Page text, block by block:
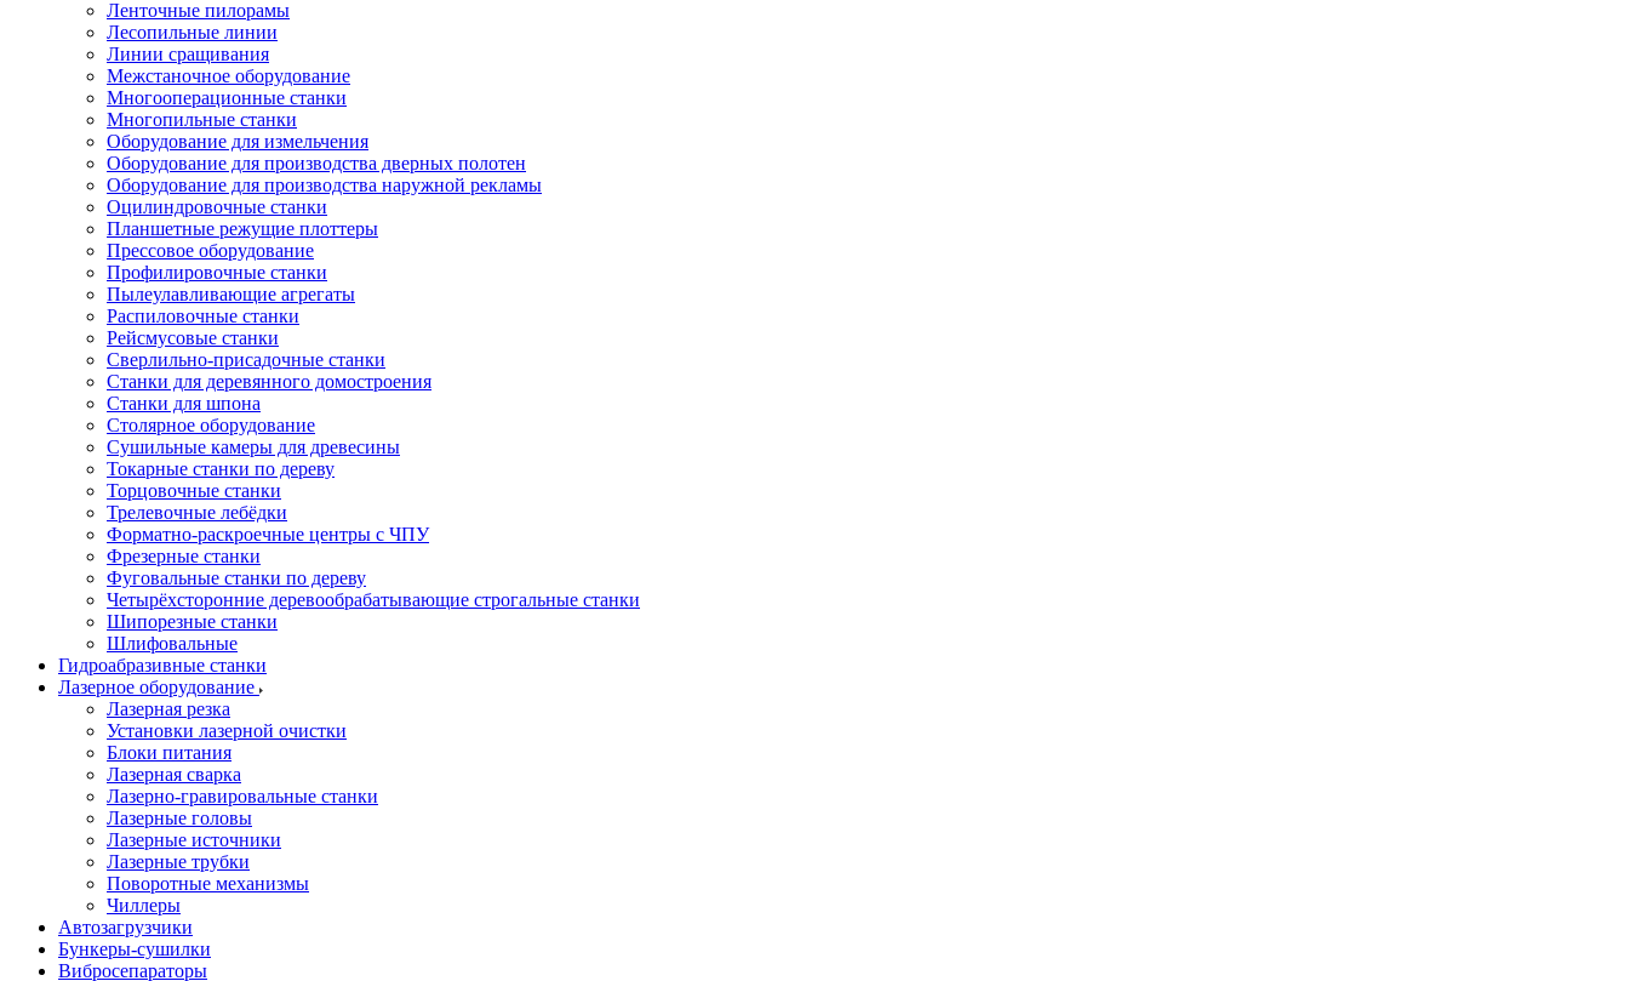
Ленточные пилорамы
Лесопильные линии
Линии сращивания
Межстаночное оборудование
Многооперационные станки
Многопильные станки
Оборудование для измельчения
Оборудование для производства дверных полотен
Оборудование для производства наружной рекламы
Оцилиндровочные станки
Планшетные режущие плоттеры
Прессовое оборудование
Профилировочные станки
Пылеулавливающие агрегаты
Распиловочные станки
Рейсмусовые станки
Сверлильно-присадочные станки
Станки для деревянного домостроения
Станки для шпона
Столярное оборудование
Сушильные камеры для древесины
Токарные станки по дереву
Торцовочные станки
Трелевочные лебёдки
Форматно-раскроечные центры с ЧПУ
Фрезерные станки
Фуговальные станки по дереву
Четырёхсторонние деревообрабатывающие строгальные станки
Шипорезные станки
Шлифовальные
Гидроабразивные станки
Лазерное оборудование
Лазерная резка
Установки лазерной очистки
Блоки питания
Лазерная сварка
Лазерно-гравировальные станки
Лазерные головы
Лазерные источники
Лазерные трубки
Поворотные механизмы
Чиллеры
Автозагрузчики
Бункеры-сушилки
Вибросепараторы